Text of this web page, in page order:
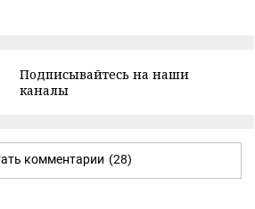
Подписывайтесь на наши
каналы
комментарии (28)